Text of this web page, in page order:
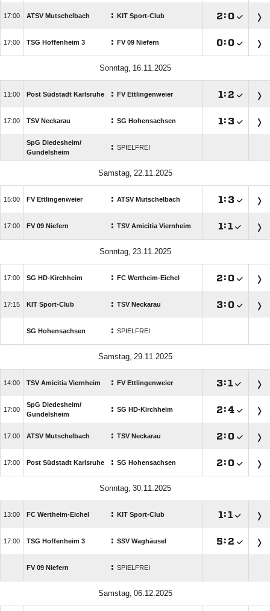
 ATSV Mutschelbach : KIT Sport-Club : 
 TSG Hoffenheim 3 : FV 09 Niefern : 
 
 Post Südstadt Karlsruhe : FV Ettlingenweier  : 
 TSV Neckarau : SG Hohensachsen  : 
SpG Diedesheim/​
Gundelsheim
: SPIELFREI
 
 FV Ettlingenweier : ATSV Mutschelbach  : 
 FV 09 Niefern : TSV Amicitia Viernheim  :
 
 SG HD-Kirchheim : FC Wertheim-Eichel : 
 KIT Sport-Club : TSV Neckarau : 
SG Hohensachsen : SPIELFREI
 
 TSV Amicitia Viernheim : FV Ettlingenweier :

SpG Diedesheim/​
Gundelsheim
: SG HD-Kirchheim :
 ATSV Mutschelbach : TSV Neckarau : 
 Post Südstadt Karlsruhe : SG Hohensachsen : 
 
 FC Wertheim-Eichel : KIT Sport-Club  :
 TSG Hoffenheim 3 : SSV Waghäusel : 
FV 09 Niefern : SPIELFREI
 